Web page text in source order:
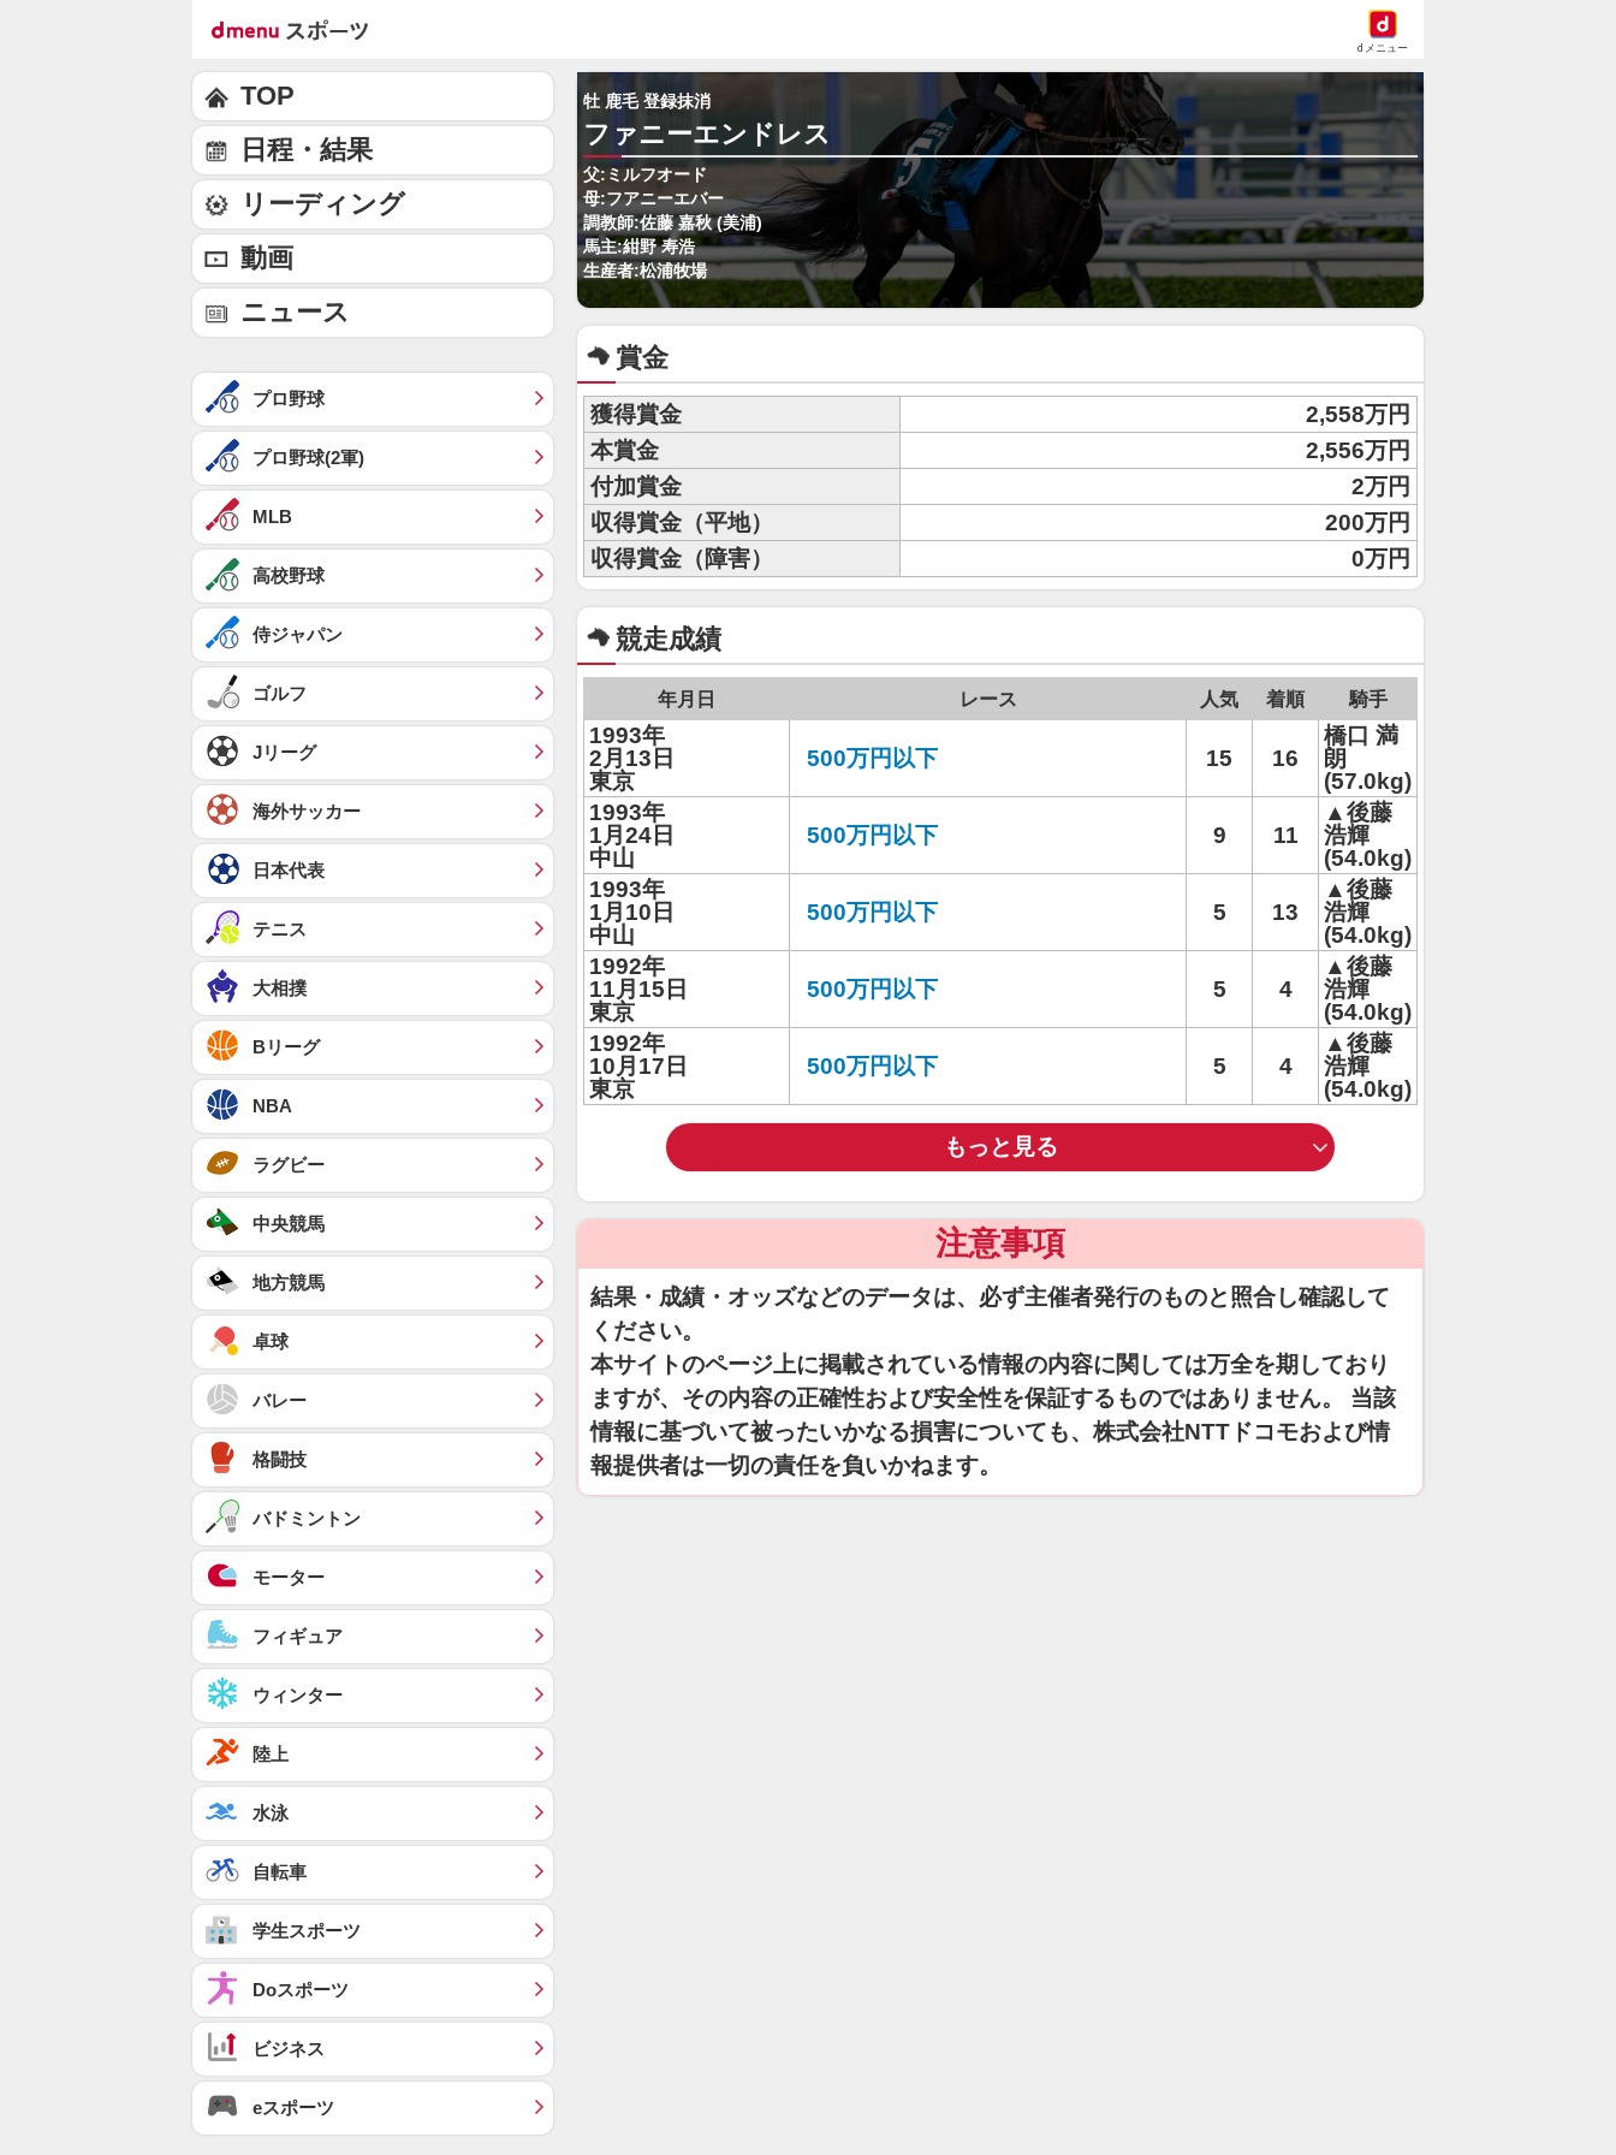
dメニュー
牡 鹿毛 登録抹消
ファニーエンドレス
父:ミルフオード
母:フアニーエバー
調教師:佐藤 嘉秋 (美浦)
馬主:紺野 寿浩
生産者:松浦牧場
賞金
獲得賞金
2,558万円
本賞金
2,556万円
付加賞金
2万円
収得賞金（平地）
200万円
収得賞金（障害）
0万円
競走成績
年月日 レース 人気 着順 騎手
1993年
2月13日
東京
500万円以下 15 16
橋口 満
朗
(57.0kg)
1993年
1月24日
中山
500万円以下 9 11
▲後藤
浩輝
(54.0kg)
1993年
1月10日
中山
500万円以下 5 13
▲後藤
浩輝
(54.0kg)
1992年
11月15日
東京
500万円以下 5 4
▲後藤
浩輝
(54.0kg)
1992年
10月17日
東京
500万円以下 5 4
▲後藤
浩輝
(54.0kg)
もっと見る
注意事項
結果・成績・オッズなどのデータは、必ず主催者発行のものと照合し確認して
ください。
本サイトのページ上に掲載されている情報の内容に関しては万全を期しており
ますが、その内容の正確性および安全性を保証するものではありません。 当該
情報に基づいて被ったいかなる損害についても、株式会社NTTドコモおよび情
報提供者は一切の責任を負いかねます。
TOP
日程・結果
リーディング
動画
ニュース
プロ野球
プロ野球(2軍)
MLB
高校野球
侍ジャパン
ゴルフ
Jリーグ
海外サッカー
日本代表
テニス
大相撲
Bリーグ
NBA
ラグビー
中央競馬
地方競馬
卓球
バレー
格闘技
バドミントン
モーター
フィギュア
ウィンター
陸上
水泳
自転車
学生スポーツ
Doスポーツ
ビジネス
eスポーツ